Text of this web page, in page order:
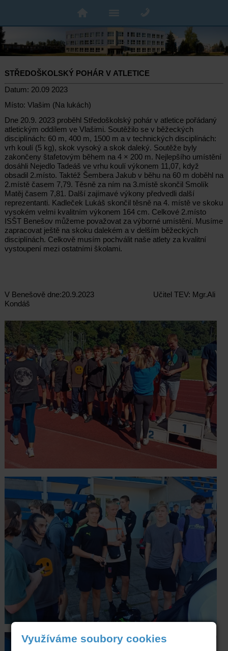
STŘEDOŠKOLSKÝ POHÁR V ATLETICE
Datum: 20.09 2023
Místo: Vlašim (Na lukách)
Dne 20.9. 2023 proběhl Středoškolský pohár v atletice pořádaný
atletickým oddílem ve Vlašimi. Soutěžilo se v běžeckých
disciplínách: 60 m, 400 m, 1500 m a v technických disciplínách:
vrh koulí (5 kg), skok vysoký a skok daleký. Soutěže byly
zakončeny štafetovým během na 4 × 200 m. Nejlepšího umístění
dosáhli Nejedlo Tadeáš ve vrhu koulí výkonem 11,07, když
obsadil 2.místo. Taktéž Šembera Jakub v běhu na 60 m doběhl na
2.místě časem 7,79. Těsně za ním na 3.místě skončil Smolík
Matěj časem 7,81. Další zajímavé výkony předvedli další
reprezentanti. Kadleček Lukáš skončil těsně na 4. místě ve skoku
vysokém velmi kvalitním výkonem 164 cm. Celkové 2.místo
ISŠT Benešov můžeme považovat za výborné umístění. Musíme
zapracovat ještě na skoku dalekém a v delším běžeckých
disciplínách. Celkově musím pochválit naše atlety za kvalitní
vystoupení mezi ostatními školami.
V Benešově dne:20.9.2023 Učitel TEV: Mgr.Ali
Kondáš
Využíváme soubory cookies